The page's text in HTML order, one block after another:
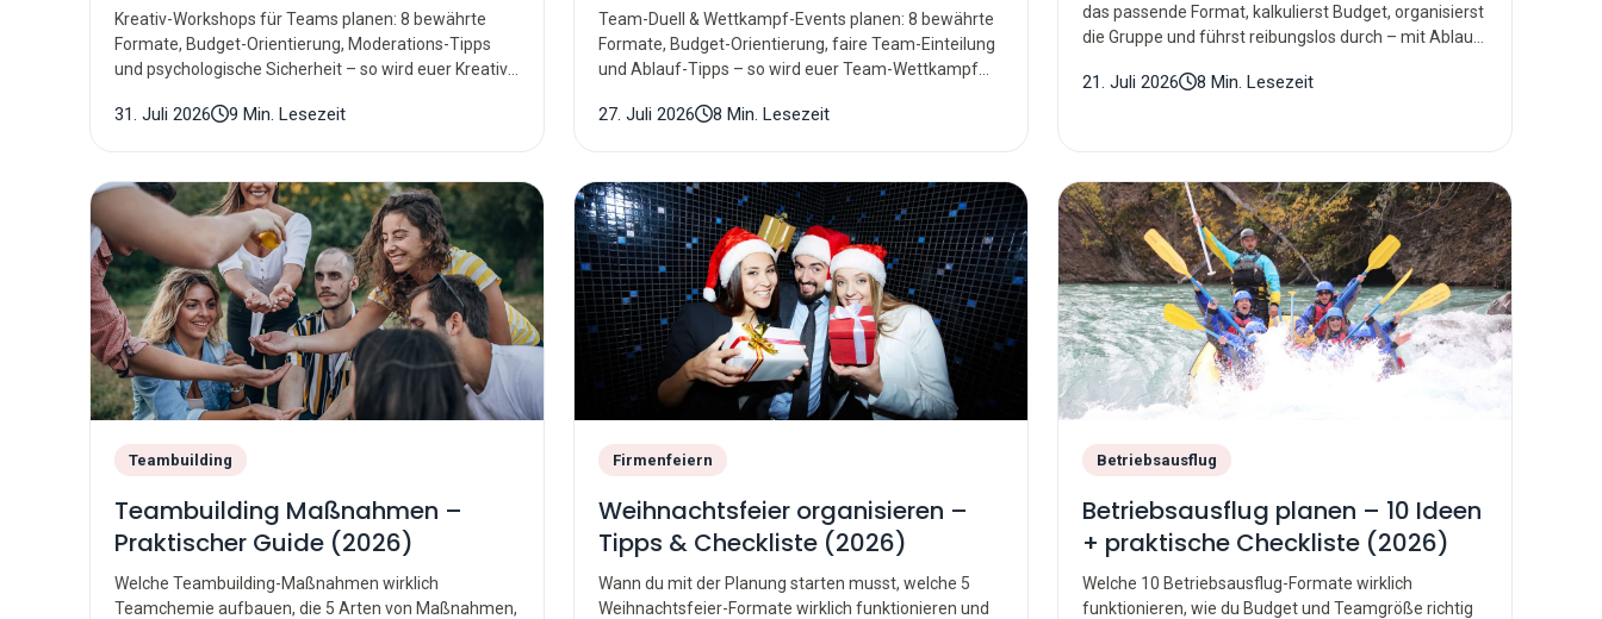
Kreativ-Workshops für Teams planen: 8 bewährte
Formate, Budget-Orientierung, Moderations-Tipps
und psychologische Sicherheit – so wird euer Kreativ-
31. Juli 2026 9 Min. Lesezeit
Team-Duell & Wettkampf-Events planen: 8 bewährte
Formate, Budget-Orientierung, faire Team-Einteilung
und Ablauf-Tipps – so wird euer Team-Wettkampf
27. Juli 2026 8 Min. Lesezeit
das passende Format, kalkulierst Budget, organisierst
die Gruppe und führst reibungslos durch – mit Ablauf-
21. Juli 2026 8 Min. Lesezeit
Teambuilding
Teambuilding Maßnahmen –
Praktischer Guide (2026)
Welche Teambuilding-Maßnahmen wirklich
Teamchemie aufbauen, die 5 Arten von Maßnahmen,
Firmenfeiern
Weihnachtsfeier organisieren –
Tipps & Checkliste (2026)
Wann du mit der Planung starten musst, welche 5
Weihnachtsfeier-Formate wirklich funktionieren und
Betriebsausflug
Betriebsausflug planen – 10 Ideen
+ praktische Checkliste (2026)
Welche 10 Betriebsausflug-Formate wirklich
funktionieren, wie du Budget und Teamgröße richtig